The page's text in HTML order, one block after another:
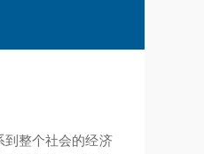
整个社会的经济